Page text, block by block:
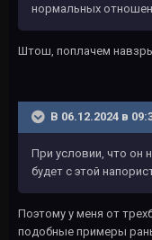
нормальных
Штош, поплачем
В 06.12.2024 в
При условии, что он
будет с этой
Поэтому у меня от
подобные примеры